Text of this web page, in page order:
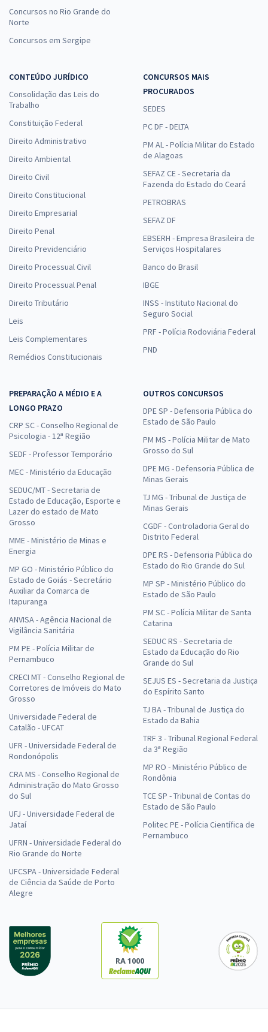
Concursos no Rio Grande do
Norte
Concursos em Sergipe
CONTEÚDO JURÍDICO
Consolidação das Leis do
Trabalho
Constituição Federal
Direito Administrativo
Direito Ambiental
Direito Civil
Direito Constitucional
Direito Empresarial
Direito Penal
Direito Previdenciário
Direito Processual Civil
Direito Processual Penal
Direito Tributário
Leis
Leis Complementares
Remédios Constitucionais
CONCURSOS MAIS
PROCURADOS
SEDES
PC DF - DELTA
PM AL - Polícia Militar do Estado
de Alagoas
SEFAZ CE - Secretaria da
Fazenda do Estado do Ceará
PETROBRAS
SEFAZ DF
EBSERH - Empresa Brasileira de
Serviços Hospitalares
Banco do Brasil
IBGE
INSS - Instituto Nacional do
Seguro Social
PRF - Polícia Rodoviária Federal
PND
PREPARAÇÃO A MÉDIO E A
LONGO PRAZO
CRP SC - Conselho Regional de
Psicologia - 12ª Região
SEDF - Professor Temporário
MEC - Ministério da Educação
SEDUC/MT - Secretaria de
Estado de Educação, Esporte e
Lazer do estado de Mato
Grosso
MME - Ministério de Minas e
Energia
MP GO - Ministério Público do
Estado de Goiás - Secretário
Auxiliar da Comarca de
Itapuranga
ANVISA - Agência Nacional de
Vigilância Sanitária
PM PE - Polícia Militar de
Pernambuco
CRECI MT - Conselho Regional de
Corretores de Imóveis do Mato
Grosso
Universidade Federal de
Catalão - UFCAT
UFR - Universidade Federal de
Rondonópolis
CRA MS - Conselho Regional de
Administração do Mato Grosso
do Sul
UFJ - Universidade Federal de
Jataí
UFRN - Universidade Federal do
Rio Grande do Norte
UFCSPA - Universidade Federal
de Ciência da Saúde de Porto
Alegre
OUTROS CONCURSOS
DPE SP - Defensoria Pública do
Estado de São Paulo
PM MS - Polícia Militar de Mato
Grosso do Sul
DPE MG - Defensoria Pública de
Minas Gerais
TJ MG - Tribunal de Justiça de
Minas Gerais
CGDF - Controladoria Geral do
Distrito Federal
DPE RS - Defensoria Pública do
Estado do Rio Grande do Sul
MP SP - Ministério Público do
Estado de São Paulo
PM SC - Polícia Militar de Santa
Catarina
SEDUC RS - Secretaria de
Estado da Educação do Rio
Grande do Sul
SEJUS ES - Secretaria da Justiça
do Espírito Santo
TJ BA - Tribunal de Justiça do
Estado da Bahia
TRF 3 - Tribunal Regional Federal
da 3ª Região
MP RO - Ministério Público de
Rondônia
TCE SP - Tribunal de Contas do
Estado de São Paulo
Politec PE - Polícia Científica de
Pernambuco
RA 1000